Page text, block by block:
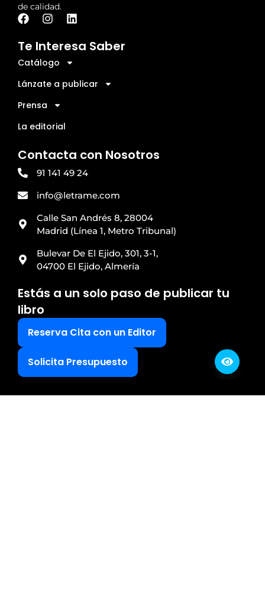
de calidad.
Te Interesa Saber
Catálogo
Lánzate a publicar
Prensa
La editorial
Contacta con Nosotros
91 141 49 24
info@letrame.com
Calle San Andrés 8, 28004
Madrid (Línea 1, Metro Tribunal)
Bulevar De El Ejido, 301, 3-1,
04700 El Ejido, Almería
Estás a un solo paso de publicar tu
libro
Reserva Cita con un Editor
Solicita Presupuesto